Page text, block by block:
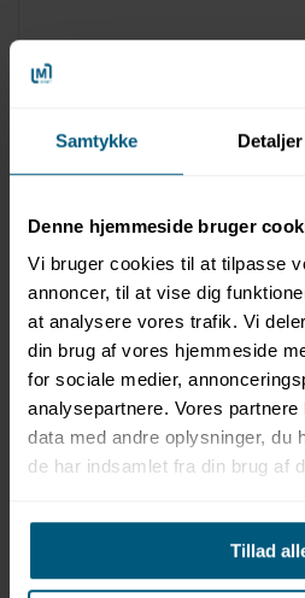
Samtykke Detaljer
Denne hjemmeside bruger
Vi bruger cookies til at tilpasse
annoncer, til at vise dig
at analysere vores trafik. Vi
din brug af vores hjemmeside
for sociale medier,
analysepartnere. Vores
data med andre oplysninger, du
de har indsamlet fra din brug af
Tillad
021936159